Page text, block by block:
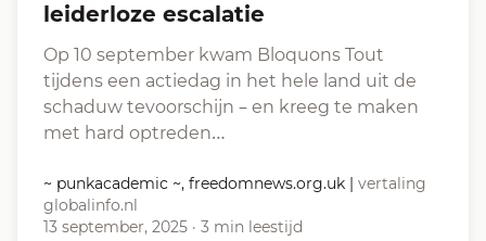
leiderloze escalatie
Op 10 september kwam Bloquons Tout
tijdens een actiedag in het hele land uit de
schaduw tevoorschijn – en kreeg te maken
met hard optreden…
~ punkacademic ~, freedomnews.org.uk | vertaling
globalinfo.nl
13 september, 2025 · 3 min leestijd